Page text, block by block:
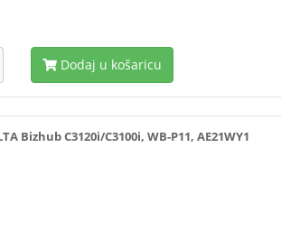
Dodaj u košaricu
Bizhub C3120i/C3100i, WB-P11, AE21WY1